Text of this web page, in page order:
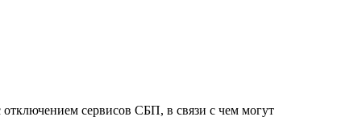
сервисов СБП, в связи с чем могут